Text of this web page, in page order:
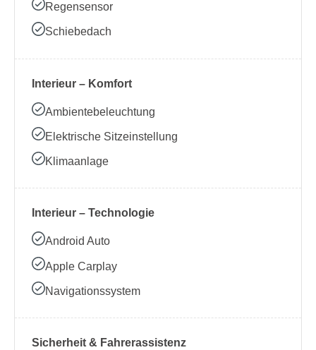
Regensensor
Schiebedach
Interieur – Komfort
Ambientebeleuchtung
Elektrische Sitzeinstellung
Klimaanlage
Interieur – Technologie
Android Auto
Apple Carplay
Navigationssystem
Sicherheit & Fahrerassistenz